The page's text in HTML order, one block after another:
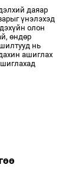
даяар
үнэлэхэд
олон
өндөр
нь
ашиглах